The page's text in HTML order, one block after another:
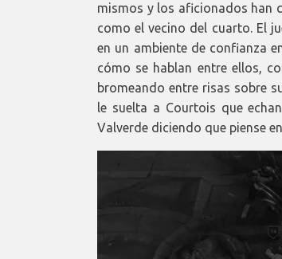
mismos y los aficionados han
como el vecino del cuarto. El
en un ambiente de confianza
cómo se hablan entre ellos,
bromeando entre risas sobre
le suelta a Courtois que
Valverde diciendo que piense